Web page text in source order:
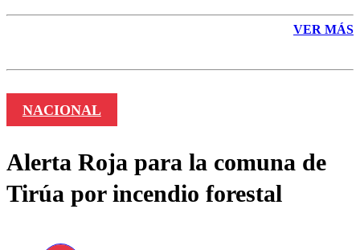
VER MÁS
NACIONAL
Alerta Roja para la comuna de
Tirúa por incendio forestal